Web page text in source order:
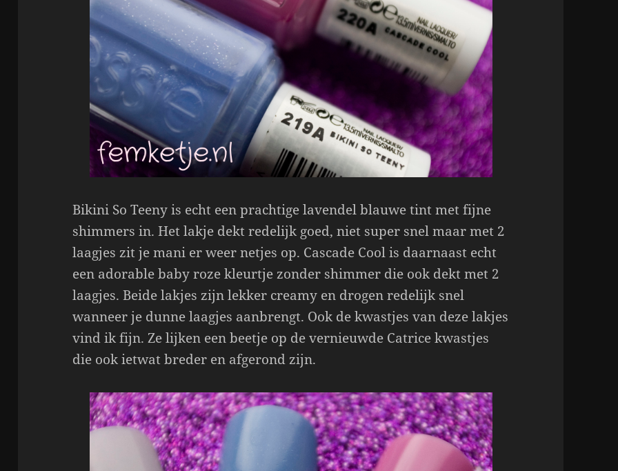
Bikini So Teeny is echt een prachtige lavendel blauwe tint met fijne
shimmers in. Het lakje dekt redelijk goed, niet super snel maar met 2
laagjes zit je mani er weer netjes op. Cascade Cool is daarnaast echt
een adorable baby roze kleurtje zonder shimmer die ook dekt met 2
laagjes. Beide lakjes zijn lekker creamy en drogen redelijk snel
wanneer je dunne laagjes aanbrengt. Ook de kwastjes van deze lakjes
vind ik fijn. Ze lijken een beetje op de vernieuwde Catrice kwastjes
die ook ietwat breder en afgerond zijn.